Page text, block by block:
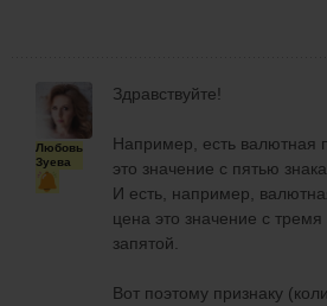
Любовь
Зуева
Здравствуйте!
Например, есть валютная
это значение с пятью
И есть, например,
цена это значение с
запятой.
Вот поэтому признаку